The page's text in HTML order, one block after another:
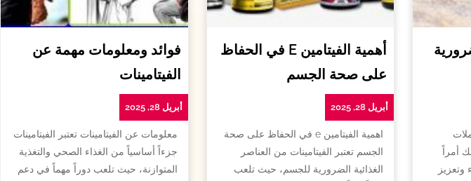
أمراً
وتعزيز
أهمية الفيتامين E في الحفاظ
على صحة الجسم
أبريل 28, 2025
اهمية الفيتامين e في الحفاظ على صحة
الجسم تعتبر الفيتامينات من العناصر
الغذائية الضرورية للجسم، حيث تلعب
فوائد ومعلومات مهمة عن
الفيتامينات
أبريل 28, 2025
معلومات عن الفيتامينات تعتبر الفيتامينات
جزءاً أساسياً من الغذاء الصحي والتغذية
المتوازنة، حيث تلعب دوراً مهماً في دعم